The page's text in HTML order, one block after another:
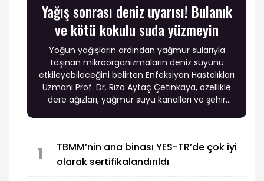
Yağış sonrası deniz uyarısı! Bulanık
ve kötü kokulu suda yüzmeyin
Yoğun yağışların ardından yağmur sularıyla
taşınan mikroorganizmaların deniz suyunu
etkileyebileceğini belirten Enfeksiyon Hastalıkları
Uzmanı Prof. Dr. Rıza Aytaç Çetinkaya, özellikle
dere ağızları, yağmur suyu kanalları ve şehir
1
TBMM’nin ana binası YES-TR’de çok iyi
olarak sertifikalandırıldı